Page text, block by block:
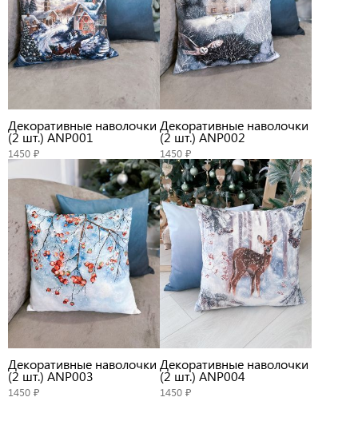
Декоративные наволочки
(2 шт.) ANP001
1450 ₽
Декоративные наволочки
(2 шт.) ANP002
1450 ₽
Декоративные наволочки
(2 шт.) ANP003
1450 ₽
Декоративные наволочки
(2 шт.) ANP004
1450 ₽